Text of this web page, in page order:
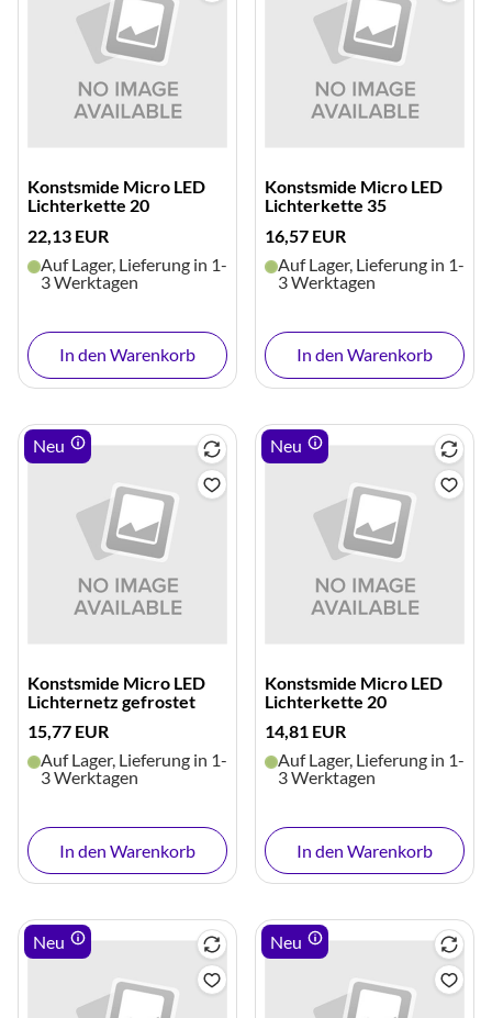
Konstsmide Micro LED
Lichterkette 20
22,13 EUR
Auf Lager, Lieferung in 1-
3 Werktagen
In den Warenkorb
Konstsmide Micro LED
Lichterkette 35
16,57 EUR
Auf Lager, Lieferung in 1-
3 Werktagen
In den Warenkorb
Konstsmide Micro LED
Lichternetz gefrostet
15,77 EUR
Auf Lager, Lieferung in 1-
3 Werktagen
In den Warenkorb
Neu
Konstsmide Micro LED
Lichterkette 20
14,81 EUR
Auf Lager, Lieferung in 1-
3 Werktagen
In den Warenkorb
Neu
Neu Neu